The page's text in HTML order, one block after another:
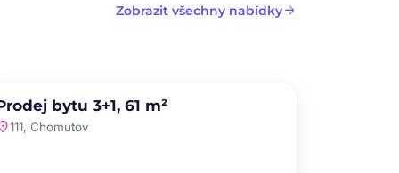
Zobrazit všechny nabídkyarrow_forward
NOVINKA
bytu 3+1, 61 m²
111, Chomutov